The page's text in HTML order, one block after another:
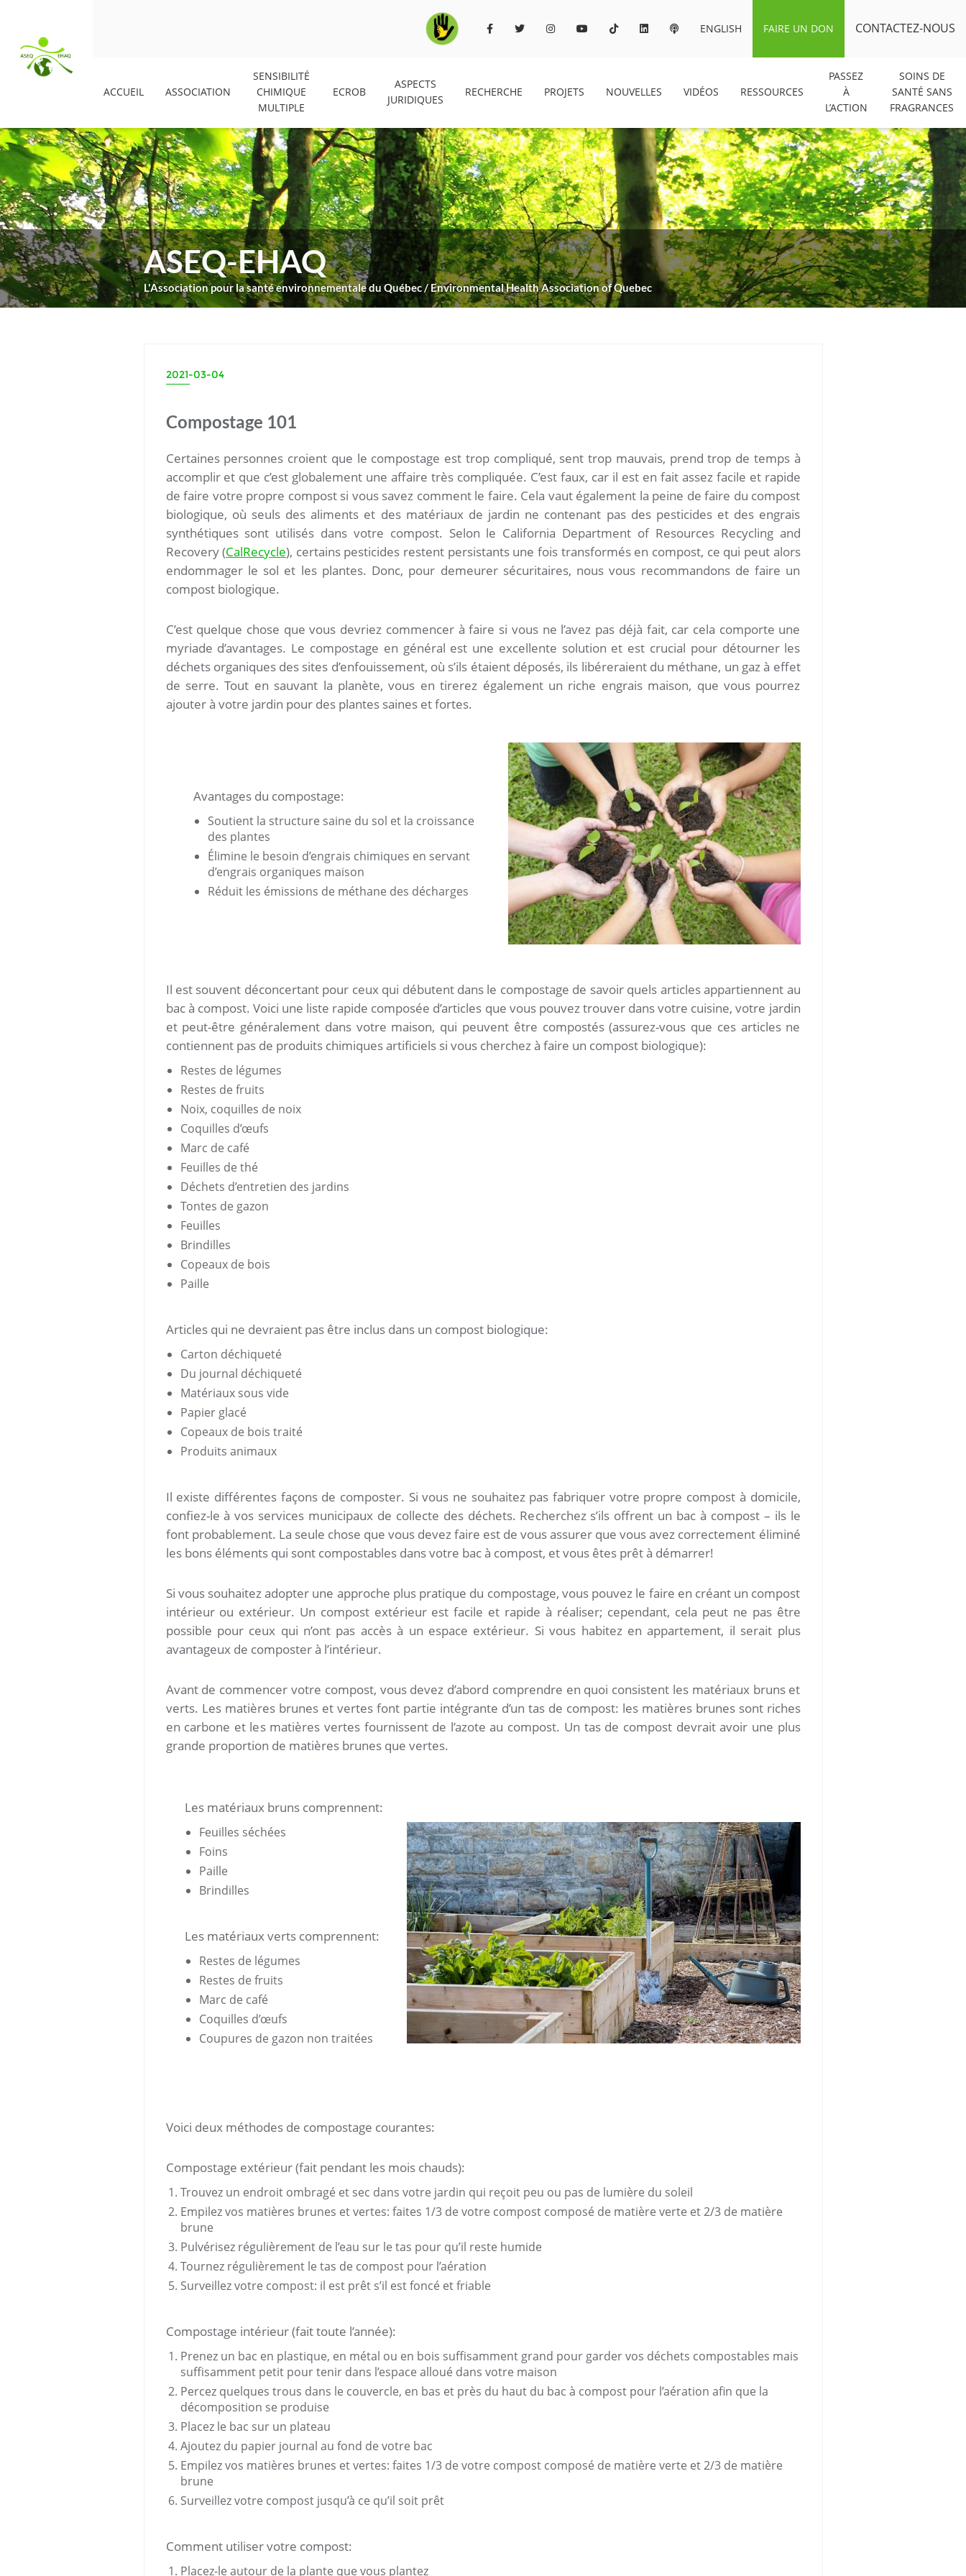
ENGLISH FAIRE UN DON CONTACTEZ-NOUS
ACCUEIL ASSOCIATION
SENSIBILITÉ
CHIMIQUE
MULTIPLE
ECROB
ASPECTS
JURIDIQUES
RECHERCHE PROJETS NOUVELLES VIDÉOS RESSOURCES
PASSEZ
À
L’ACTION
SOINS DE
SANTÉ SANS
FRAGRANCES
ASEQ-EHAQ
L'Association pour la santé environnementale du Québec / Environmental Health Association of Quebec
2021-03-04
Compostage 101
Certaines personnes croient que le compostage est trop compliqué, sent trop mauvais, prend trop de temps à
accomplir et que c’est globalement une affaire très compliquée. C’est faux, car il est en fait assez facile et rapide
de faire votre propre compost si vous savez comment le faire. Cela vaut également la peine de faire du compost
biologique, où seuls des aliments et des matériaux de jardin ne contenant pas des pesticides et des engrais
synthétiques sont utilisés dans votre compost. Selon le California Department of Resources Recycling and
Recovery (CalRecycle), certains pesticides restent persistants une fois transformés en compost, ce qui peut alors
endommager le sol et les plantes. Donc, pour demeurer sécuritaires, nous vous recommandons de faire un
compost biologique.
C’est quelque chose que vous devriez commencer à faire si vous ne l’avez pas déjà fait, car cela comporte une
myriade d’avantages. Le compostage en général est une excellente solution et est crucial pour détourner les
déchets organiques des sites d’enfouissement, où s’ils étaient déposés, ils libéreraient du méthane, un gaz à effet
de serre. Tout en sauvant la planète, vous en tirerez également un riche engrais maison, que vous pourrez
ajouter à votre jardin pour des plantes saines et fortes.
Avantages du compostage:
Soutient la structure saine du sol et la croissance
des plantes
Élimine le besoin d’engrais chimiques en servant
d’engrais organiques maison
Réduit les émissions de méthane des décharges
Il est souvent déconcertant pour ceux qui débutent dans le compostage de savoir quels articles appartiennent au
bac à compost. Voici une liste rapide composée d’articles que vous pouvez trouver dans votre cuisine, votre jardin
et peut-être généralement dans votre maison, qui peuvent être compostés (assurez-vous que ces articles ne
contiennent pas de produits chimiques artificiels si vous cherchez à faire un compost biologique):
Restes de légumes
Restes de fruits
Noix, coquilles de noix
Coquilles d’œufs
Marc de café
Feuilles de thé
Déchets d’entretien des jardins
Tontes de gazon
Feuilles
Brindilles
Copeaux de bois
Paille
Articles qui ne devraient pas être inclus dans un compost biologique:
Carton déchiqueté
Du journal déchiqueté
Matériaux sous vide
Papier glacé
Copeaux de bois traité
Produits animaux
Il existe différentes façons de composter. Si vous ne souhaitez pas fabriquer votre propre compost à domicile,
confiez-le à vos services municipaux de collecte des déchets. Recherchez s’ils offrent un bac à compost – ils le
font probablement. La seule chose que vous devez faire est de vous assurer que vous avez correctement éliminé
les bons éléments qui sont compostables dans votre bac à compost, et vous êtes prêt à démarrer!
Si vous souhaitez adopter une approche plus pratique du compostage, vous pouvez le faire en créant un compost
intérieur ou extérieur. Un compost extérieur est facile et rapide à réaliser; cependant, cela peut ne pas être
possible pour ceux qui n’ont pas accès à un espace extérieur. Si vous habitez en appartement, il serait plus
avantageux de composter à l’intérieur.
Avant de commencer votre compost, vous devez d’abord comprendre en quoi consistent les matériaux bruns et
verts. Les matières brunes et vertes font partie intégrante d’un tas de compost: les matières brunes sont riches
en carbone et les matières vertes fournissent de l’azote au compost. Un tas de compost devrait avoir une plus
grande proportion de matières brunes que vertes.
Les matériaux bruns comprennent:
Feuilles séchées
Foins
Paille
Brindilles
Les matériaux verts comprennent:
Restes de légumes
Restes de fruits
Marc de café
Coquilles d’œufs
Coupures de gazon non traitées
Voici deux méthodes de compostage courantes:
Compostage extérieur (fait pendant les mois chauds):
Trouvez un endroit ombragé et sec dans votre jardin qui reçoit peu ou pas de lumière du soleil
Empilez vos matières brunes et vertes: faites 1/3 de votre compost composé de matière verte et 2/3 de matière
brune
Pulvérisez régulièrement de l’eau sur le tas pour qu’il reste humide
Tournez régulièrement le tas de compost pour l’aération
Surveillez votre compost: il est prêt s’il est foncé et friable
Compostage intérieur (fait toute l’année):
Prenez un bac en plastique, en métal ou en bois suffisamment grand pour garder vos déchets compostables mais
suffisamment petit pour tenir dans l’espace alloué dans votre maison
Percez quelques trous dans le couvercle, en bas et près du haut du bac à compost pour l’aération afin que la
décomposition se produise
Placez le bac sur un plateau
Ajoutez du papier journal au fond de votre bac
Empilez vos matières brunes et vertes: faites 1/3 de votre compost composé de matière verte et 2/3 de matière
brune
Surveillez votre compost jusqu’à ce qu’il soit prêt
Comment utiliser votre compost:
Placez-le autour de la plante que vous plantez